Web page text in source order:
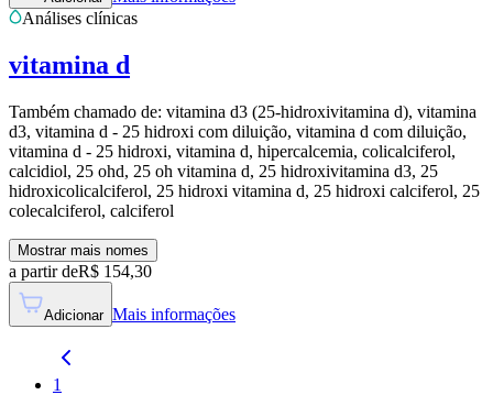
Análises clínicas
vitamina d
Também chamado de: vitamina d3 (25-hidroxivitamina d), vitamina
d3, vitamina d - 25 hidroxi com diluição, vitamina d com diluição,
vitamina d - 25 hidroxi, vitamina d, hipercalcemia, colicalciferol,
calcidiol, 25 ohd, 25 oh vitamina d, 25 hidroxivitamina d3, 25
hidroxicolicalciferol, 25 hidroxi vitamina d, 25 hidroxi calciferol, 25
colecalciferol, calciferol
Mostrar mais nomes
a partir deR$ 154,30
Adicionar Mais informações
1